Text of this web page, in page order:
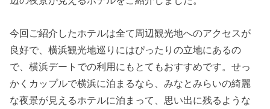
今回ご紹介したホテルは全て周辺観光地へのアクセスが
良好で、横浜観光地巡りにはぴったりの立地にあるの
で、横浜デートでの利用にもとてもおすすめです。せっ
かくカップルで横浜に泊まるなら、みなとみらいの綺麗
な夜景が見えるホテルに泊まって、思い出に残るような